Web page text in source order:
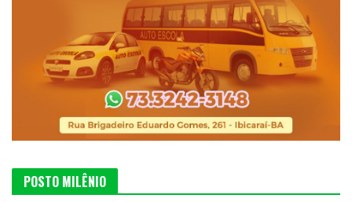
POSTO MILÊNIO